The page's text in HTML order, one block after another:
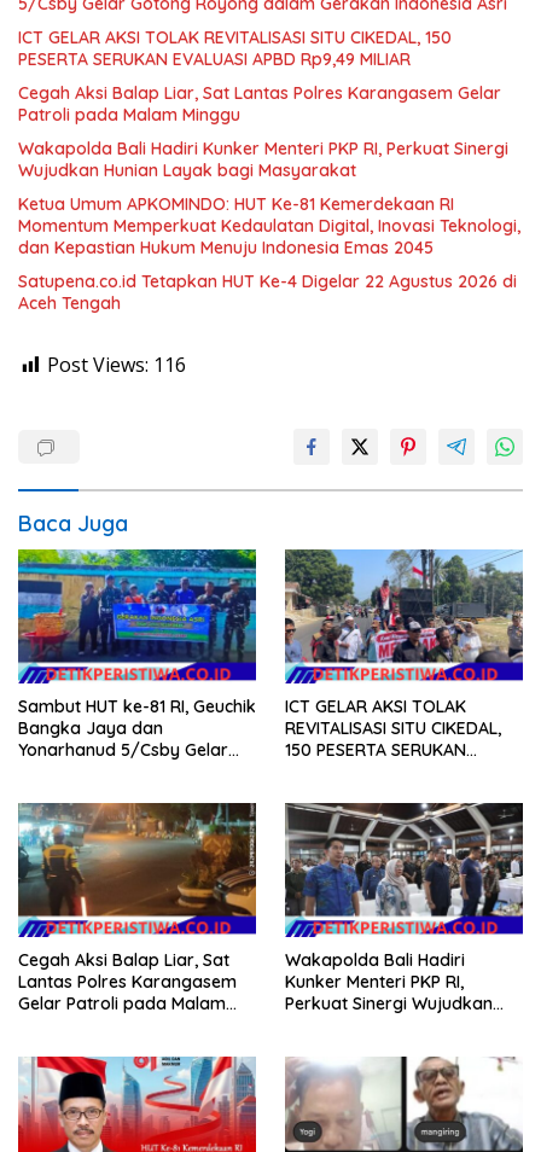
ICT GELAR AKSI TOLAK REVITALISASI SITU CIKEDAL, 150
PESERTA SERUKAN EVALUASI APBD Rp9,49 MILIAR
Cegah Aksi Balap Liar, Sat Lantas Polres Karangasem Gelar
Patroli pada Malam Minggu
Wakapolda Bali Hadiri Kunker Menteri PKP RI, Perkuat Sinergi
Wujudkan Hunian Layak bagi Masyarakat
Ketua Umum APKOMINDO: HUT Ke-81 Kemerdekaan RI
Momentum Memperkuat Kedaulatan Digital, Inovasi Teknologi,
dan Kepastian Hukum Menuju Indonesia Emas 2045
Satupena.co.id Tetapkan HUT Ke-4 Digelar 22 Agustus 2026 di
Aceh Tengah
Post Views: 116
Baca Juga
Sambut HUT ke-81 RI, Geuchik
Bangka Jaya dan
Yonarhanud 5/Csby Gelar
ICT GELAR AKSI TOLAK
REVITALISASI SITU CIKEDAL,
150 PESERTA SERUKAN
Cegah Aksi Balap Liar, Sat
Lantas Polres Karangasem
Gelar Patroli pada Malam
Wakapolda Bali Hadiri
Kunker Menteri PKP RI,
Perkuat Sinergi Wujudkan